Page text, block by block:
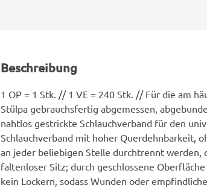
Beschreibung
1 OP = 1 Stk. // 1 VE = 240 Stk. // Für die am
Stülpa gebrauchsfertig abgemessen,
nahtlos gestrickte Schlauchverband für den
Schlauchverband mit hoher Querdehnbarkeit,
an jeder beliebigen Stelle durchtrennt werden,
faltenloser Sitz; durch geschlossene
kein Lockern, sodass Wunden oder